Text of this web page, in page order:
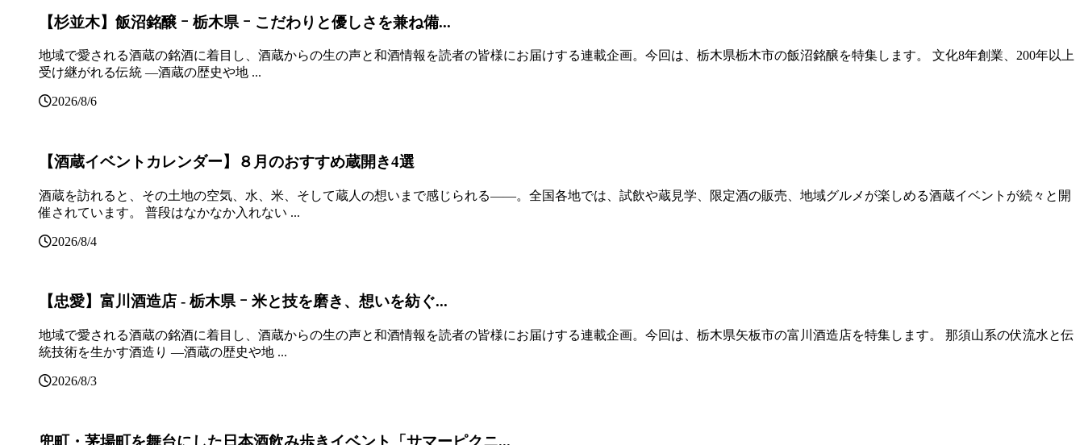
【杉並木】飯沼銘醸 ｰ 栃木県 ｰ こだわりと優しさを兼ね備...
地域で愛される酒蔵の銘酒に着目し、酒蔵からの生の声と和酒情報を読者の皆様にお届けする連載企画。今回は、栃木県栃木市の飯沼銘醸を特集します。 文化8年創業、200年以上
受け継がれる伝統 ―酒蔵の歴史や地 ...
2026/8/6
【酒蔵イベントカレンダー】８月のおすすめ蔵開き4選
酒蔵を訪れると、その土地の空気、水、米、そして蔵人の想いまで感じられる——。全国各地では、試飲や蔵見学、限定酒の販売、地域グルメが楽しめる酒蔵イベントが続々と開
催されています。 普段はなかなか入れない ...
2026/8/4
【忠愛】富川酒造店 ‐ 栃木県 ｰ 米と技を磨き、想いを紡ぐ...
地域で愛される酒蔵の銘酒に着目し、酒蔵からの生の声と和酒情報を読者の皆様にお届けする連載企画。今回は、栃木県矢板市の富川酒造店を特集します。 那須山系の伏流水と伝
統技術を生かす酒造り ―酒蔵の歴史や地 ...
2026/8/3
兜町・茅場町を舞台にした日本酒飲み歩きイベント「サマーピクニ...